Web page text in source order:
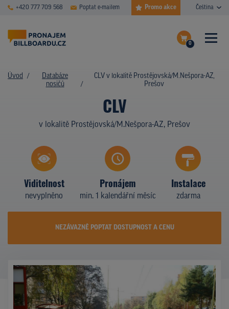
+420 777 709 568 Poptat e-mailem Promo akce Čeština
0
Dokončit poptávku
ČASTÉ DOTAZY
PLOCHY V AKCI
TYPY NOSIČŮ
Z PRAXE
PROMO AKCE
Úvod
Databáze
nosičů
CLV v lokalitě Prostějovská/M.Nešpora-AZ,
Prešov
CLV
v lokalitě Prostějovská/M.Nešpora-AZ, Prešov
Viditelnost
nevyplněno
Pronájem
min. 1 kalendářní měsíc
Instalace
zdarma
NEZÁVAZNĚ POPTAT DOSTUPNOST A CENU